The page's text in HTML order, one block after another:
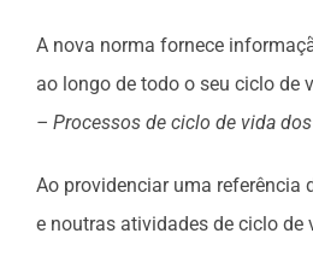
A nova norma fornece
ao longo de todo o seu ciclo de
– Processos de ciclo de vida
Ao providenciar uma referência
e noutras atividades de ciclo de